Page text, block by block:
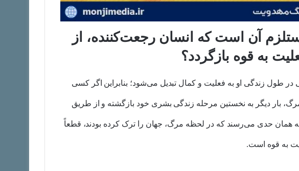
آن است که انسان رجعت‌کننده، از
به قوه بازگردد؟
طول زندگی او به فعلیت و کمال تبدیل می‌شود؛ بنابراین اگر کسی
بار دیگر به نخستین مرحله زندگی بشری خود بازگشته و از طریق
همان حدی می‌رسند که در لحظه مرگ، جهان را ترک کرده بودند، قطعاً
به قوه است.